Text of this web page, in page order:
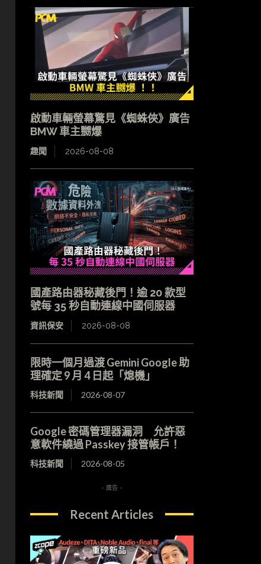
啟動車輛螢幕驚見《蜘蛛俠》廣告
BMW 車主嬲爆
趣聞 2026-08-08
國產路由器秘藏後門！逾 20 款型
號每 35 秒自動連線中國伺服器
資訊保安 2026-08-08
限時一個月過渡 Gemini Google 助
理確定 9 月 4 日起「熄機」
科技新聞 2026-08-07
Google 密碼管理器漏洞 允許惡
意軟件繞過 Passkey 接管帳戶！
科技新聞 2026-08-05
- 廣告 -
Recent Articles